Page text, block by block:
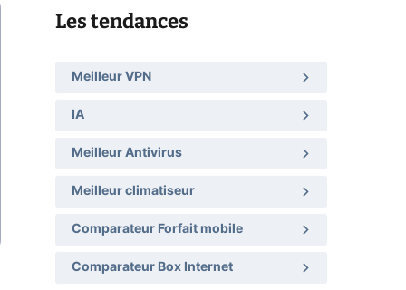
Les tendances
Meilleur VPN
IA
Meilleur Antivirus
Meilleur climatiseur
Comparateur Forfait mobile
Comparateur Box Internet